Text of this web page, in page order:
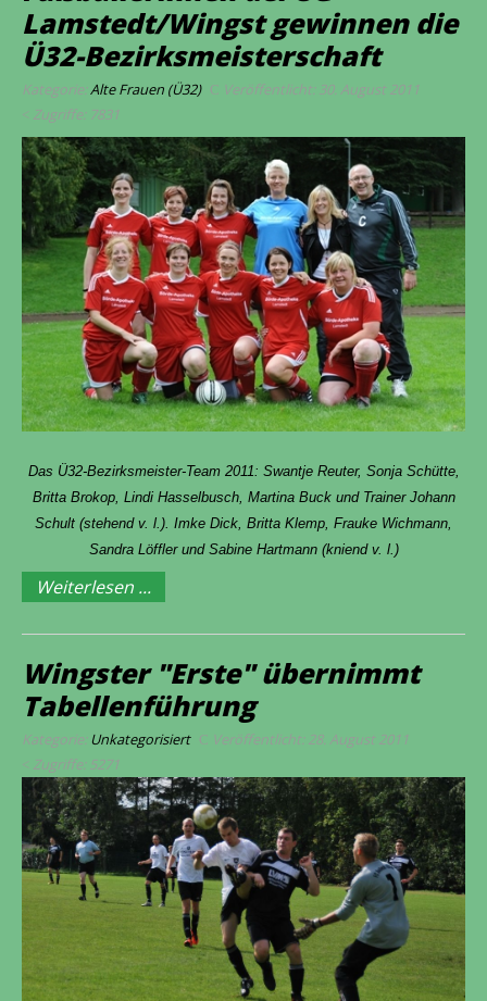
Lamstedt/Wingst gewinnen die
Ü32-Bezirksmeisterschaft
Kategorie:Alte Frauen (Ü32)
Veröffentlicht: 30. August 2011
Zugriffe: 7831
Das Ü32-Bezirksmeister-Team 2011: Swantje Reuter, Sonja Schütte,
Britta Brokop, Lindi Hasselbusch, Martina Buck und Trainer Johann
Schult (stehend v. l.). Imke Dick, Britta Klemp, Frauke Wichmann,
Sandra Löffler und Sabine Hartmann (kniend v. l.)
Weiterlesen ...
Wingster "Erste" übernimmt
Tabellenführung
Kategorie:Unkategorisiert
Veröffentlicht: 28. August 2011
Zugriffe: 5271